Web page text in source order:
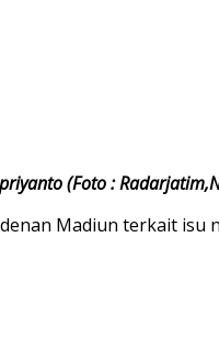
(Foto :
Madiun terkait isu